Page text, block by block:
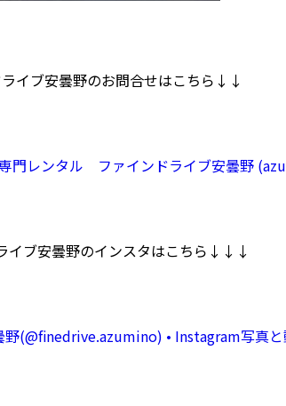
ライブ安曇野のお問合せはこちら↓↓
門レンタル ファインドライブ安曇野
イブ安曇野のインスタはこちら↓↓↓
野(@finedrive.azumino) • Instagram写真と